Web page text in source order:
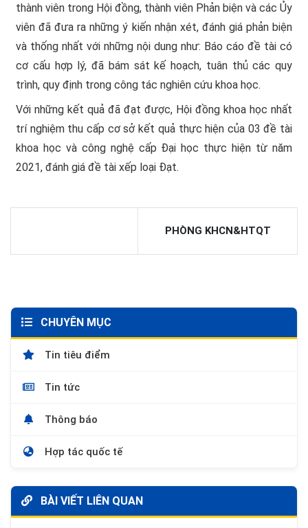
thành viên trong Hội đồng, thành viên Phản biện và các Ủy
viên đã đưa ra những ý kiến nhận xét, đánh giá phản biện
và thống nhất với những nội dung như: Báo cáo đề tài có
cơ cấu hợp lý, đã bám sát kế hoạch, tuân thủ các quy
trình, quy định trong công tác nghiên cứu khoa học.
Với những kết quả đã đạt được, Hội đồng khoa học nhất
trí nghiệm thu cấp cơ sở kết quả thực hiện của 03 đề tài
khoa học và công nghệ cấp Đại học thực hiện từ năm
2021, đánh giá đề tài xếp loại Đạt.
PHÒNG KHCN&HTQT
CHUYÊN MỤC
Tin tiêu điểm
Tin tức
Thông báo
Hợp tác quốc tế
BÀI VIẾT LIÊN QUAN